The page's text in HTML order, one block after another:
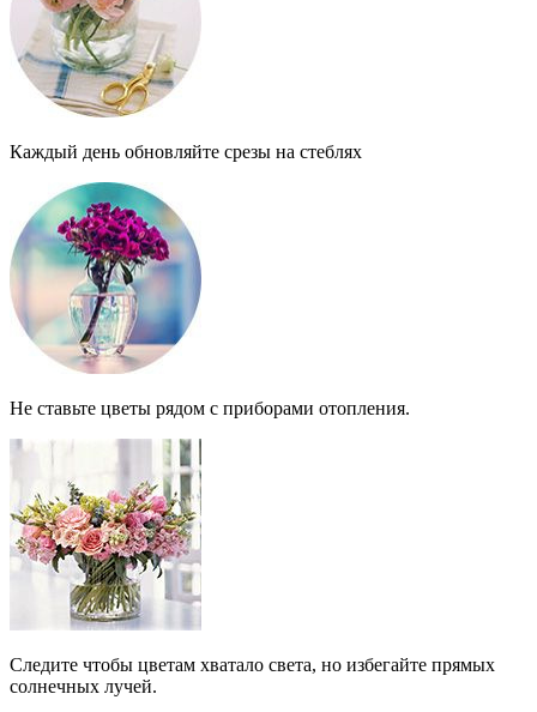
Каждый день обновляйте срезы на стеблях
Не ставьте цветы рядом с приборами отопления.
Следите чтобы цветам хватало света, но избегайте прямых
солнечных лучей.